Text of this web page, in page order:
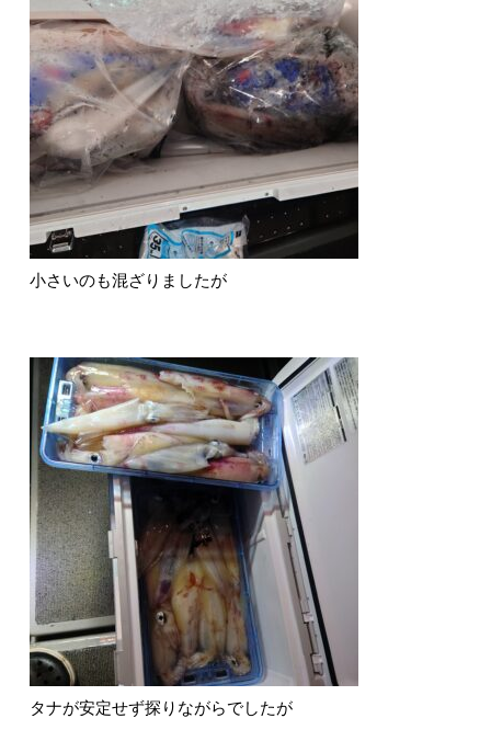
小さいのも混ざりましたが
タナが安定せず探りながらでしたが